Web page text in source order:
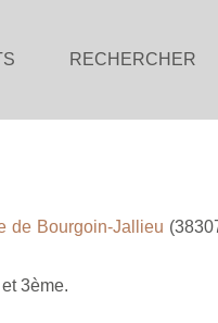
RECHERCHER
de Bourgoin-Jallieu
3ème.